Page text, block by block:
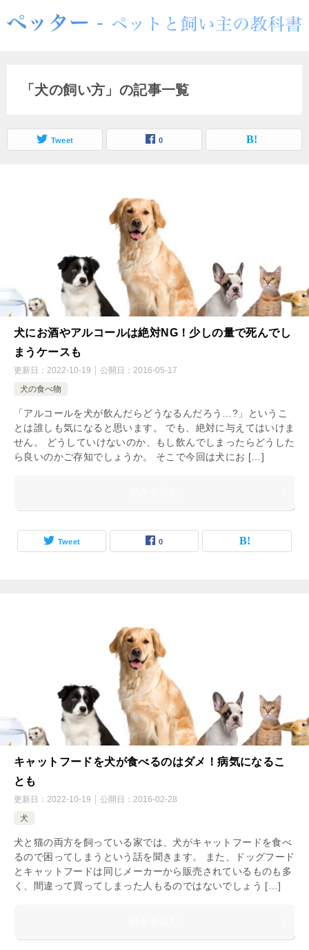
「犬の飼い方」の記事一覧
Tweet 0
犬にお酒やアルコールは絶対NG！少しの量で死んでし
まうケースも
更新日： 2022-10-19 公開日： 2016-05-17
犬の食べ物
「アルコールを犬が飲んだらどうなるんだろう…?」というこ
とは誰しも気になると思います。 でも、絶対に与えてはいけま
せん。 どうしていけないのか、もし飲んでしまったらどうした
ら良いのかご存知でしょうか。 そこで今回は犬にお […]
Tweet 0
キャットフードを犬が食べるのはダメ！病気になるこ
とも
更新日： 2022-10-19 公開日： 2016-02-28
犬
犬と猫の両方を飼っている家では、犬がキャットフードを食べ
るので困ってしまうという話を聞きます。 また、ドッグフード
とキャットフードは同じメーカーから販売されているものも多
く、間違って買ってしまった人もるのではないでしょう […]